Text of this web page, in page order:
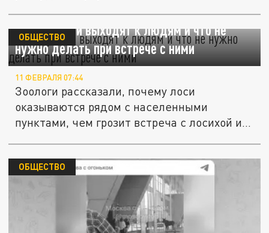
Почему лоси выходят к людям и что не
нужно делать при встрече с ними
ОБЩЕСТВО
11 ФЕВРАЛЯ 07:44
Зоологи рассказали, почему лоси
оказываются рядом с населенными
пунктами, чем грозит встреча с лосихой и
ОБЩЕСТВО